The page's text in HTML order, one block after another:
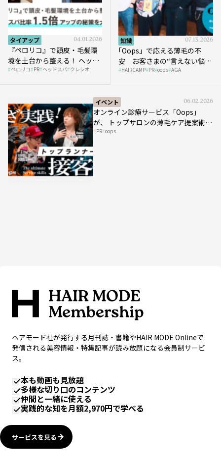
タイアップ 04.01.2026
『ペロリコ』で頭皮・毛髪環
境を土台から整える！ ヘッド
スパ比率1.5倍アップの秘策を
ペロリコ PR ヘッドスパ クレシオ
知識 07.13.2026
｢Oops」で応える薄毛の不
安 お客さまの“言えない悩
み”にどう向き合う？ ＃01
HAIRCAMP PR oops AGA
イベント 06.02.2026
オンライン診療サービス「Oops」
が、 トップサロンの薄毛ケア提案術を
HAIRCAMPで公開！
PR oops
ヘアモード社が発行する月刊誌・書籍やHAIR MODE Onlineで
発信される美容情報・特集記事が読み放題になる会員制サービ
ス。
本も動画も見放題
多様な切り口のコンテンツ
仲間と一緒に使える
実践的な知を月額2,970円で学べる
サービスを見る